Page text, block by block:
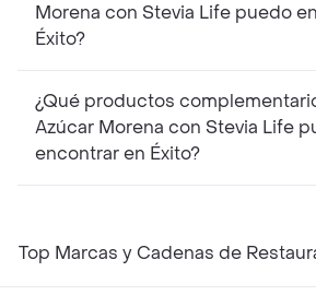
Morena con Stevia Life puedo encontrar en
Éxito?
¿Qué productos
Azúcar Morena con Stevia Life puedo
encontrar en Éxito?
Top Marcas y Cadenas de